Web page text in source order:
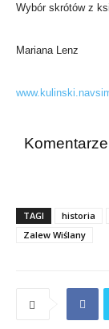
Wybór skrótów z
Mariana Lenz
Komentarze
TAGI historia
Zalew Wiślany